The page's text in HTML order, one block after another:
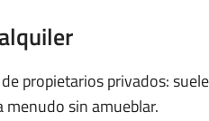
propietarios privados:
menudo sin amueblar.